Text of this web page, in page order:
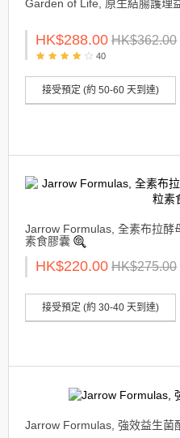
Garden of Life, 原生結腸護理
HK$288.00 HK$362.00
40
接受預定 (約 50-60 天到達)
Jarrow Formulas, 全素布拉酵
素食膠囊
HK$220.00 HK$275.00
接受預定 (約 30-40 天到達)
Jarrow Formulas, 強效益生菌